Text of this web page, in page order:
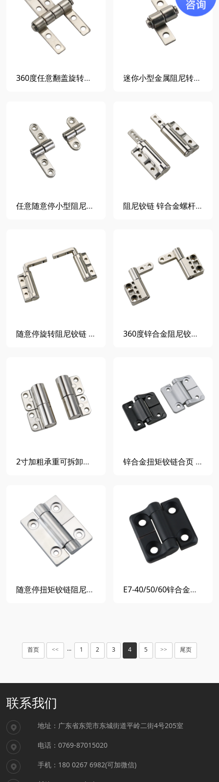
360度任意翻盖旋转扭矩铰链止动合页 任意随意停小型阻尼铰DP032 迷你小型金属阻尼转轴止动阻尼器
任意随意停小型阻尼铰链定位阻尼器 可调节扭矩转轴360度翻盖合页 阻尼铰链 锌合金螺杆止动转轴任意停合页 医疗设备器械定位阻尼器DP016
随意停旋转阻尼铰链 锌合金L形螺杆止动转轴 任意停扭矩合页 承重DP015 360度锌合金阻尼铰链扭矩转轴 随意停合页任意定位阻尼器翻转止动
2寸加粗承重可拆卸插拔旗型转轴阻尼铰链随任意停合页转轴扭矩 锌合金扭矩铰链合页 恒定扭矩阻尼铰链 缓冲铰链E6-58
随意停扭矩铰链阻尼合页锌合金平面止动活页工业门铰 E7-40/50/60锌合金黑色阻尼铰链 扭矩活页 任意停合页 止动阻尼器
首页 << ··· 1 2 3 4 5 >> 尾页
联系我们
地址：广东省东莞市东城街道平岭二街4号205室
电话：0769-87015020
手机：180 0267 6982(可加微信)